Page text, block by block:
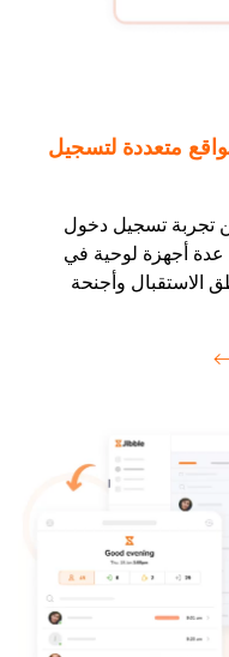
متعددة لتسجيل
تجربة تسجيل دخول
أجهزة لوحية في
الاستقبال وأجنحة